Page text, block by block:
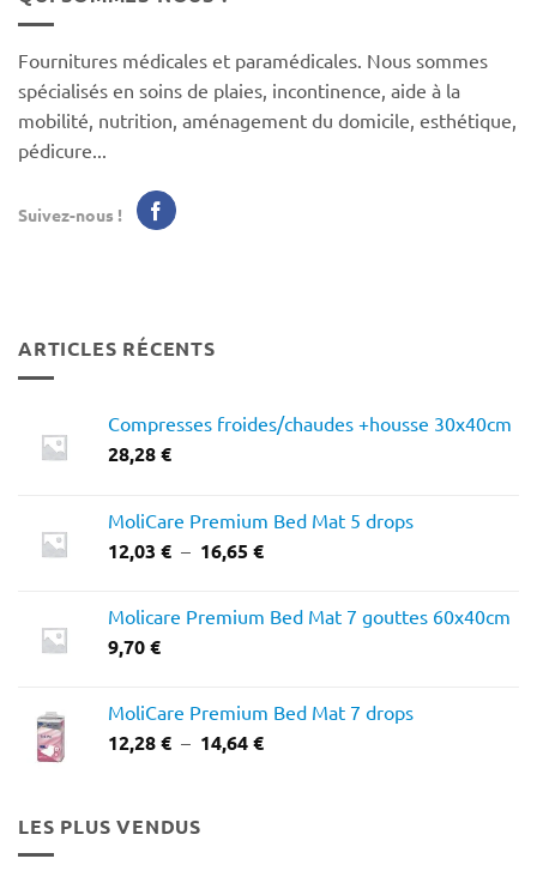
Fournitures médicales et paramédicales. Nous sommes
spécialisés en soins de plaies, incontinence, aide à la
mobilité, nutrition, aménagement du domicile, esthétique,
pédicure...
Suivez-nous !
ARTICLES RÉCENTS
Compresses froides/chaudes +housse 30x40cm
28,28€
MoliCare Premium Bed Mat 5 drops
12,03 € – 16,65€Plage
12,03 €
Molicare Premium Bed Mat 7 gouttes 60x40cm
9,70€
MoliCare Premium Bed Mat 7 drops
12,28€ – 14,64€Plage
LES PLUS VENDUS